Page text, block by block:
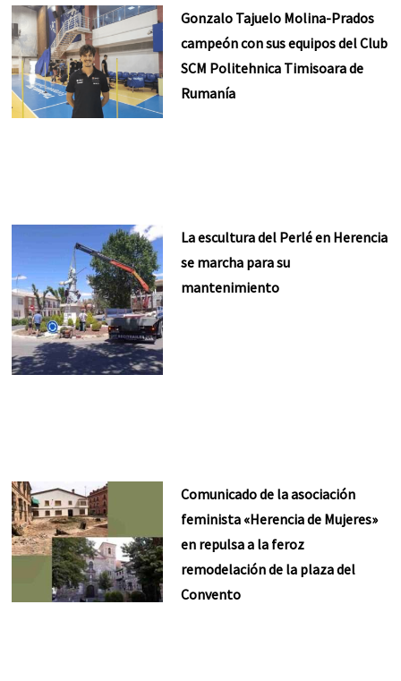
Gonzalo Tajuelo Molina-Prados
campeón con sus equipos del Club
SCM Politehnica Timisoara de
Rumanía
La escultura del Perlé en Herencia
se marcha para su
mantenimiento
Comunicado de la asociación
feminista «Herencia de Mujeres»
en repulsa a la feroz
remodelación de la plaza del
Convento